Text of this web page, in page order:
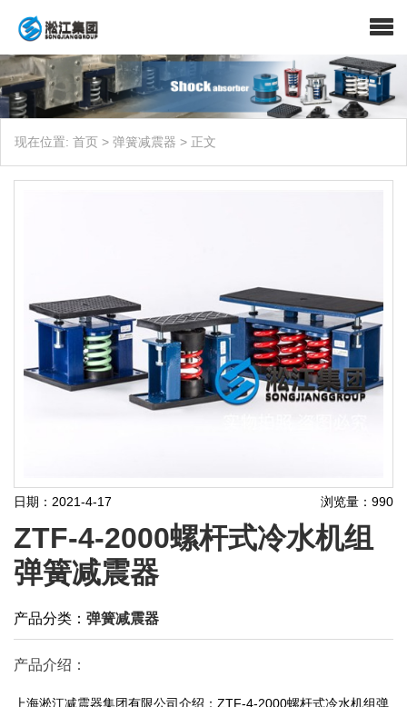
现在位置: 首页 > 弹簧减震器 > 正文
日期：2021-4-17 浏览量：990
ZTF-4-2000螺杆式冷水机组
弹簧减震器
产品分类： 弹簧减震器
产品介绍：
上海淞江减震器集团有限公司介绍：ZTF-4-2000螺杆式冷水机组弹